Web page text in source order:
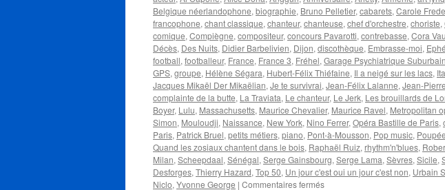
Belgique néerlandophone, biographie, Bruno Pelletier, cabarets, Carole
francophone, chant classique, chanteur, chanteuse, chef d'orchestre, choriste,
comique, Compiègne, compositeur, concours Pavarotti, contrebasse, Cora
Décès, Des Nuits, Didier Barbelivien, Dijon, discothèque, Embrasse-moi,
football, footballeur, France, France 3, Fréhel, Garage Psychiatrique Suburbain
GPS, groupe, Hélène Ségara, Hubert-Félix Thiéfaine, Il a neigé sur les lacs,
Jacques Mikaël Der Mikaëlian, Je te survivrai, Jean-Félix Lalanne, Jean-
complainte de la butte, La Traviata, Le chanteur, Le Jerk, Les brouillards de
Boyer, Lulu, Massachusetts, Maurice Chevalier, Maurice Ravel, Metropolitan
Simon, Mouloudji, Naissance, New York, Nino Ferrer, Opéra Bastille de Paris,
Paris, Patrick Bruel, petits métiers, piano, Pont-à-Mousson, Pop music,
Quand les zosiaux chantent dans le bois, Raphaël Ruiz, rhythm'n'blues,
Milan, Scheepdaal, Sénégal, Serge Gainsbourg, Serge Lama, Sèvres, Sicile,
Desforges, Thierry Hazard, Top 50, Un jour c'est oui un jour c'est non, Urbain
Niclo, Yvonne George | Commentaires ferméssur